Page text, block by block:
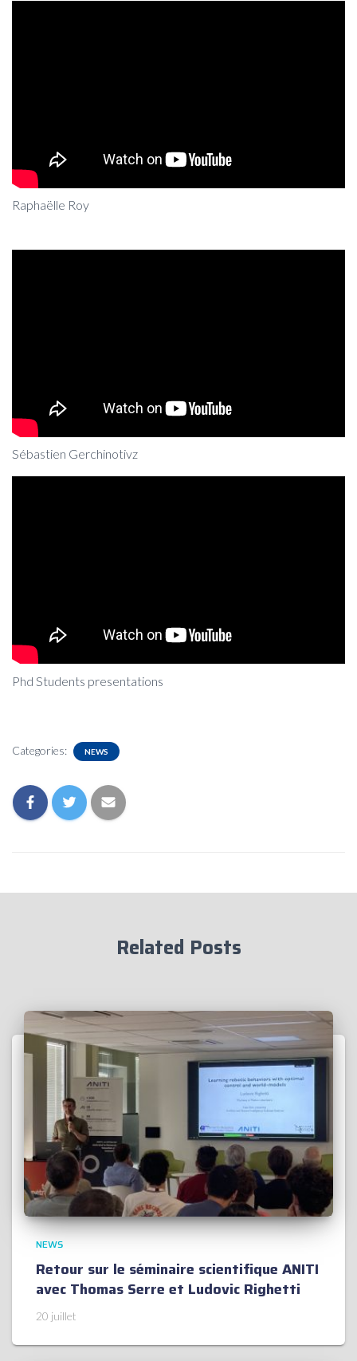
Raphaëlle Roy
Sébastien Gerchinotivz
Phd Students presentations
Categories: NEWS
Related Posts
NEWS
Retour sur le séminaire scientifique ANITI
avec Thomas Serre et Ludovic Righetti
20 juillet